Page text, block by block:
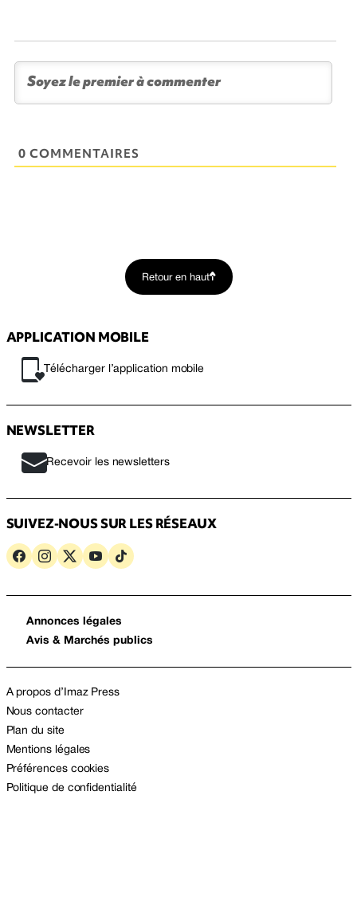
0 COMMENTAIRES
Retour en haut
APPLICATION MOBILE
Télécharger l’application mobile
NEWSLETTER
Recevoir les newsletters
SUIVEZ-NOUS SUR LES RÉSEAUX
Annonces légales
Avis & Marchés publics
A propos d’Imaz Press
Nous contacter
Plan du site
Mentions légales
Préférences cookies
Politique de confidentialité